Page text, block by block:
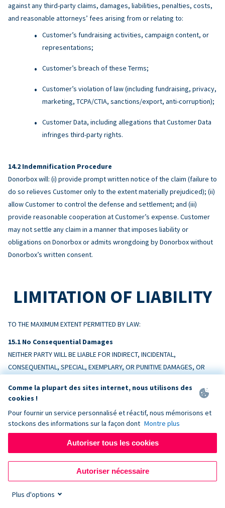
against any third-party claims, damages, liabilities, penalties, costs,
and reasonable attorneys’ fees arising from or relating to:
Customer’s fundraising activities, campaign content, or
representations;
Customer’s breach of these Terms;
Customer’s violation of law (including fundraising, privacy,
marketing, TCPA/CTIA, sanctions/export, anti-corruption);
Customer Data, including allegations that Customer Data
infringes third-party rights.
Indemnification Procedure
Donorbox will: (i) provide prompt written notice of the claim (failure to
do so relieves Customer only to the extent materially prejudiced); (ii)
allow Customer to control the defense and settlement; and (iii)
provide reasonable cooperation at Customer’s expense. Customer
may not settle any claim in a manner that imposes liability or
obligations on Donorbox or admits wrongdoing by Donorbox without
Donorbox’s written consent.
LIMITATION OF LIABILITY
TO THE MAXIMUM EXTENT PERMITTED BY LAW:
No Consequential Damages
NEITHER PARTY WILL BE LIABLE FOR INDIRECT, INCIDENTAL,
CONSEQUENTIAL, SPECIAL, EXEMPLARY, OR PUNITIVE DAMAGES, OR
TO THIS AGREEMENT, EVEN IF ADVISED OF THE POSSIBILITY.
Liability Cap
DONORBOX’S TOTAL AGGREGATE LIABILITY ARISING OUT OF OR
RELATING TO THIS AGREEMENT WILL NOT EXCEED THE AMOUNTS PAID BY
CUSTOMER TO DONORBOX IN THE TWELVE (12) MONTHS PRECEDING
THE EVENT GIVING RISE TO THE CLAIM.
Nothing limits liability for: (a) amounts Customer owes Donorbox; (b)
Comme la plupart des sites internet, nous utilisons des
cookies !
Pour fournir un service personnalisé et réactif, nous mémorisons et
stockons des informations sur la façon dont Montre plus
Autoriser tous les cookies
Autoriser nécessaire
Plus d'options